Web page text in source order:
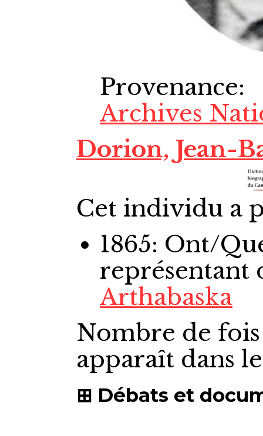
Provenance:
Archives
Dorion, Jean-
Cet individu a
1865: Ont/
représentant
Arthabaska
Nombre de
apparaît dans
Débats et